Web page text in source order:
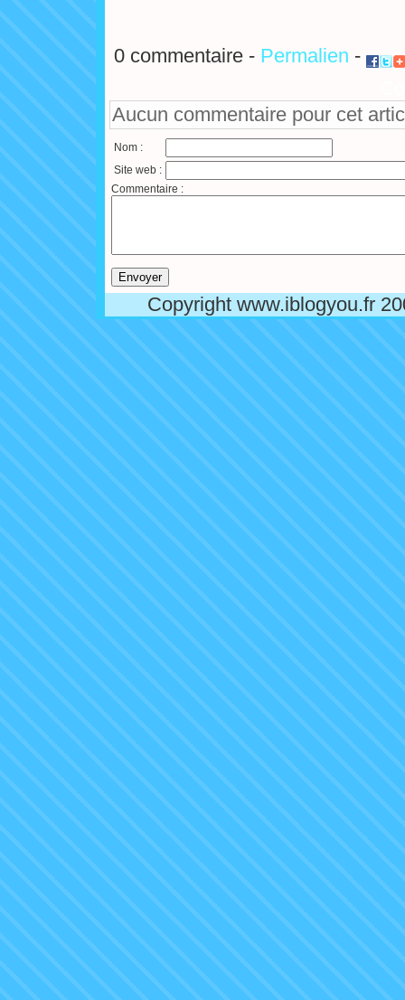
0 commentaire - Permalien -
Aucun commentaire pour cet
Nom :
Site web :
Commentaire :
Copyright www.iblogyou.fr